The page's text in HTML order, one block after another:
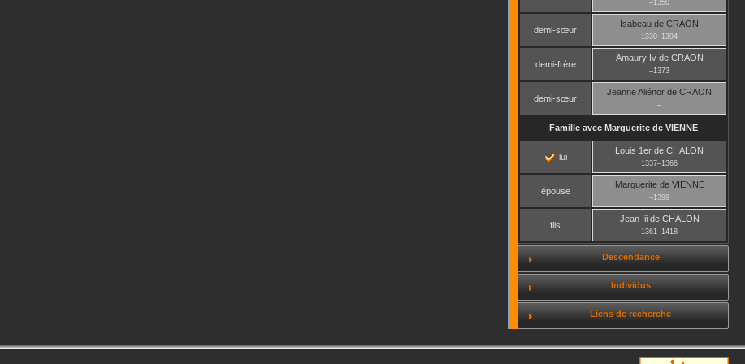
–1350
demi-sœur
Isabeau de CRAON
1330–1394
demi-frère
Amaury Ivde CRAON
–1373
demi-sœur
Jeanne Aliénor de CRAON
–
Famille avec Margueritede VIENNE
lui
Louis 1er de CHALON
1337–1366
épouse
Margueritede VIENNE
–1399
fils
Jean Iiide CHALON
1361–1418
Descendance
Individus
Liens de recherche